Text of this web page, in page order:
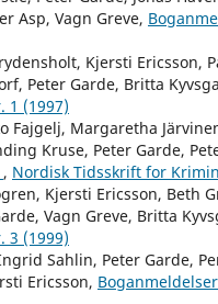
Asp, Vagn Greve,
Kjersti Ericsson,
Peter Garde, Britta
1 (1997)
Fajgelj, Margaretha
Kruse, Peter Garde,
, Nordisk Tidsskrift for
Kjersti Ericsson, Beth
Vagn Greve, Britta
3 (1999)
Sahlin, Peter Garde,
Ericsson, Boganmeldelser